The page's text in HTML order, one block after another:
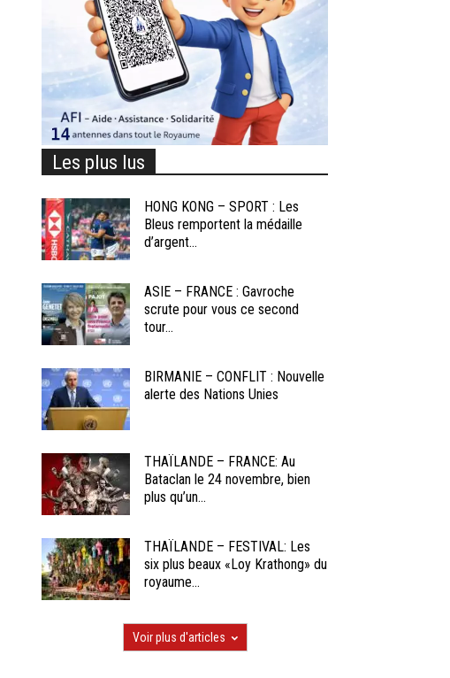
Les plus lus
HONG KONG – SPORT : Les
Bleus remportent la médaille
d’argent...
ASIE – FRANCE : Gavroche
scrute pour vous ce second
tour...
BIRMANIE – CONFLIT : Nouvelle
alerte des Nations Unies
THAÏLANDE – FRANCE: Au
Bataclan le 24 novembre, bien
plus qu’un...
THAÏLANDE – FESTIVAL: Les
six plus beaux «Loy Krathong» du
royaume...
Voir plus d'articles